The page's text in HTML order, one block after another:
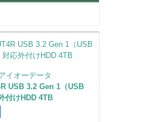
イオーデータ
USB 3.2 Gen 1（USB
付けHDD 4TB